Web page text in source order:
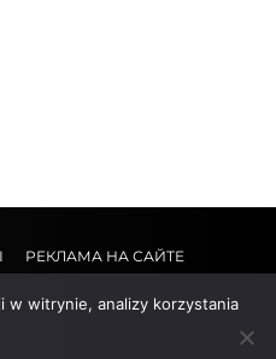
РЕКЛАМА НА САЙТЕ
w witrynie, analizy korzystania